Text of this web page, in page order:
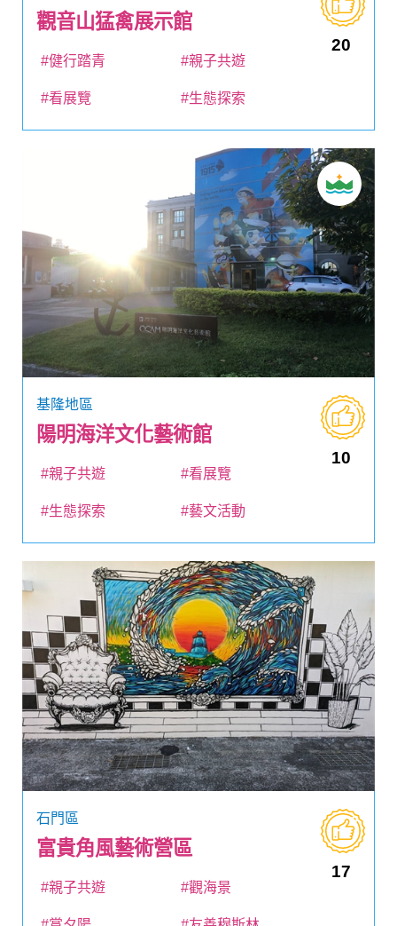
觀音山猛禽展示館
20
#健行踏青 #親子共遊
#看展覽 #生態探索
基隆地區
陽明海洋文化藝術館
10
#親子共遊 #看展覽
#生態探索 #藝文活動
石門區
富貴角風藝術營區
17
#親子共遊 #觀海景